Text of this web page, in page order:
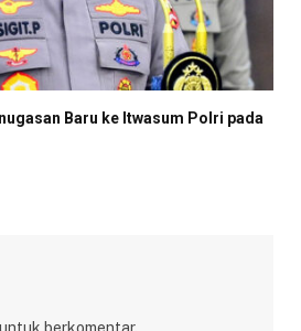
Baru ke Itwasum Polri pada
untuk berkomentar.